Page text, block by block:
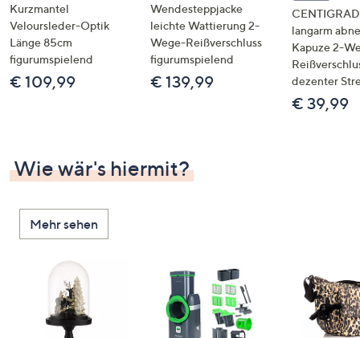
Kurzmantel
Veloursleder-Optik
Länge 85cm
figurumspielend
€ 109,99
Wendesteppjacke
leichte Wattierung 2-
Wege-Reißverschluss
figurumspielend
€ 139,99
langarm
Kapuze 2-
dezenter
€ 39,99
Wie wär's hiermit?
Mehr sehen